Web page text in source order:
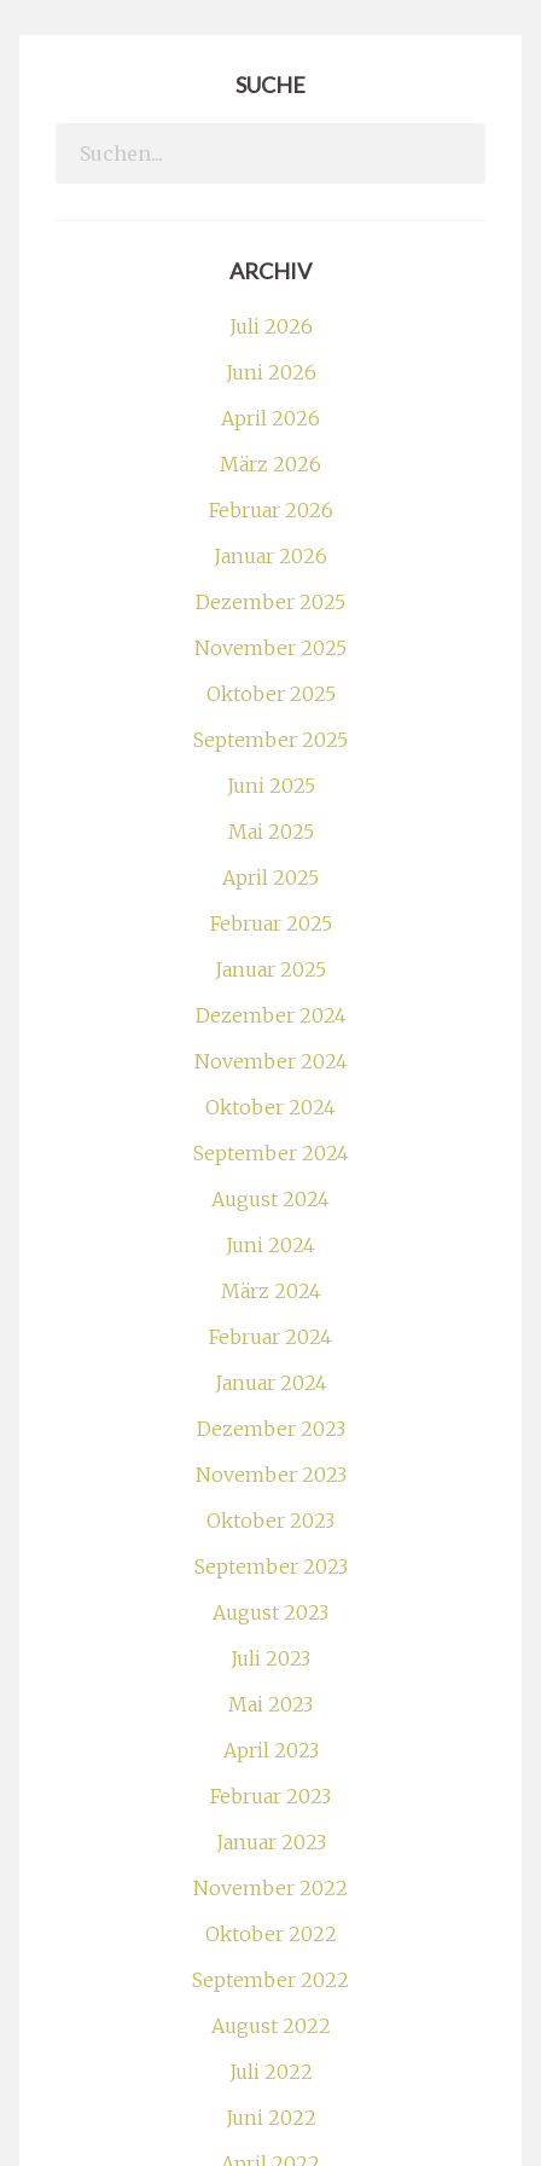
SUCHE
Search
ARCHIV
Juli 2026
Juni 2026
April 2026
März 2026
Februar 2026
Januar 2026
Dezember 2025
November 2025
Oktober 2025
September 2025
Juni 2025
Mai 2025
April 2025
Februar 2025
Januar 2025
Dezember 2024
November 2024
Oktober 2024
September 2024
August 2024
Juni 2024
März 2024
Februar 2024
Januar 2024
Dezember 2023
November 2023
Oktober 2023
September 2023
August 2023
Juli 2023
Mai 2023
April 2023
Februar 2023
Januar 2023
November 2022
Oktober 2022
September 2022
August 2022
Juli 2022
Juni 2022